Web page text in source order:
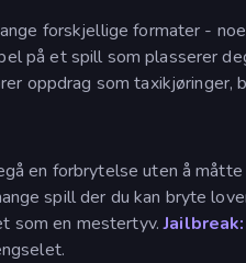
forskjellige formater -
på et spill som plasserer
oppdrag som taxikjøringer,
en forbrytelse uten å måtte
spill der du kan bryte
som en mestertyv.